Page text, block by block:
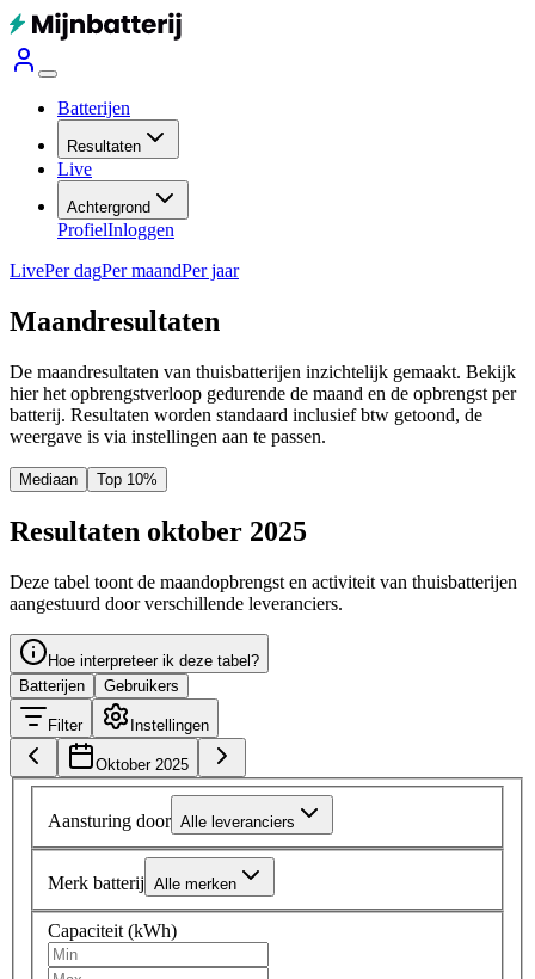
Batterijen
Resultaten
Live
Achtergrond
ProfielInloggen
LivePer dagPer maandPer jaar
Maandresultaten
De maandresultaten van thuisbatterijen inzichtelijk gemaakt. Bekijk
hier het opbrengstverloop gedurende de maand en de opbrengst per
batterij. Resultaten worden standaard inclusief btw getoond, de
weergave is via instellingen aan te passen.
Mediaan Top 10%
Resultaten oktober 2025
Deze tabel toont de maandopbrengst en activiteit van thuisbatterijen
aangestuurd door verschillende leveranciers.
Hoe interpreteer ik deze tabel?
Batterijen
Gebruikers
Filter Instellingen
Oktober 2025
Aansturing door Alle leveranciers
Merk batterij Alle merken
Capaciteit (kWh)